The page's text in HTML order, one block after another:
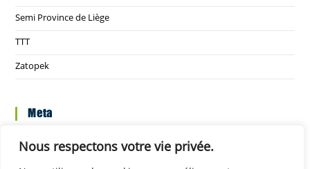
Nous respectons votre vie privée.
Semi Province de Liège
Zatopek
Meta
Flux des publications